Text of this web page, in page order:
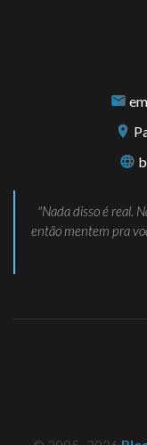
Nada disso é real.
então mentem pra